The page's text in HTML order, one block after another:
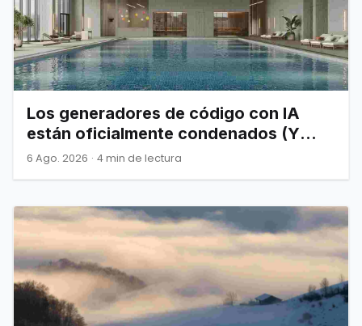
Los generadores de código con IA
están oficialmente condenados (Y
Joel Spolsky nos lo advirtió)
6 Ago. 2026 · 4 min de lectura